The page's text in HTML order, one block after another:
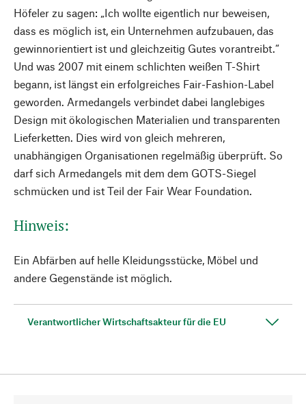
Höfeler zu sagen: „Ich wollte eigentlich nur beweisen,
dass es möglich ist, ein Unternehmen aufzubauen, das
gewinnorientiert ist und gleichzeitig Gutes vorantreibt.“
Und was 2007 mit einem schlichten weißen T-Shirt
begann, ist längst ein erfolgreiches Fair-Fashion-Label
geworden. Armedangels verbindet dabei langlebiges
Design mit ökologischen Materialien und transparenten
Lieferketten. Dies wird von gleich mehreren,
unabhängigen Organisationen regelmäßig überprüft. So
darf sich Armedangels mit dem dem GOTS-Siegel
schmücken und ist Teil der Fair Wear Foundation.
Hinweis:
Ein Abfärben auf helle Kleidungsstücke, Möbel und
andere Gegenstände ist möglich.
Verantwortlicher Wirtschaftsakteur für die EU